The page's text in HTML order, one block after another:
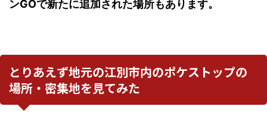
ンGOで新たに追加された場所もあります。
とりあえず地元の江別市内のポケストップの
場所・密集地を見てみた